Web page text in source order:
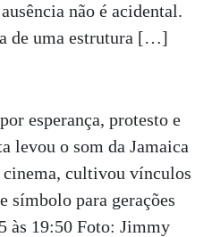
não é acidental.
de uma estrutura […]
esperança, protesto e
levou o som da Jamaica
cultivou vínculos
símbolo para gerações
às 19:50 Foto: Jimmy